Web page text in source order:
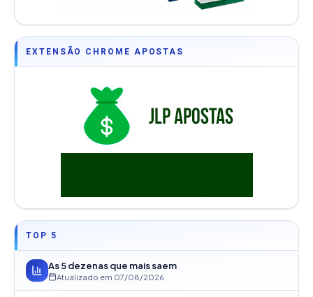
EXTENSÃO CHROME APOSTAS
TOP 5
As 5 dezenas que mais saem
Atualizado em 07/08/2026